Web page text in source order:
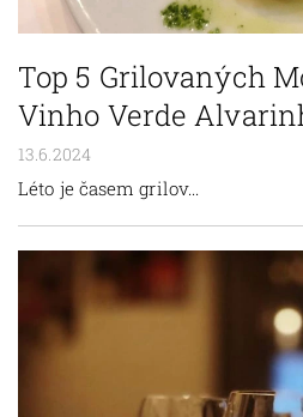
Top 5 Grilovaných
Vinho Verde
13.6.2024
Léto je časem grilov...